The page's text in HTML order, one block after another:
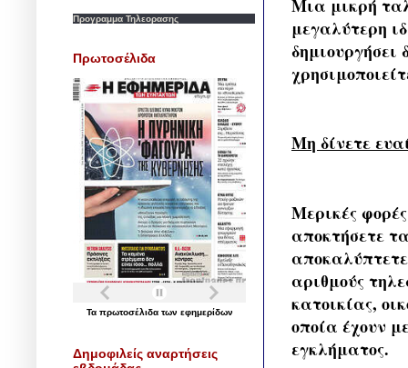
Μια μικρή
μεγαλύτερη
δημιουργήσει
Μη δίνετε
Μερικές
αποκτήσετε
αριθμούς
κατοικίας,
οποία έχουν
εγκλήματος.
Προγραμμα Τηλεορασης
Πρωτοσέλιδα
Τα πρωτοσέλιδα των εφημερίδων
Δημοφιλείς αναρτήσεις